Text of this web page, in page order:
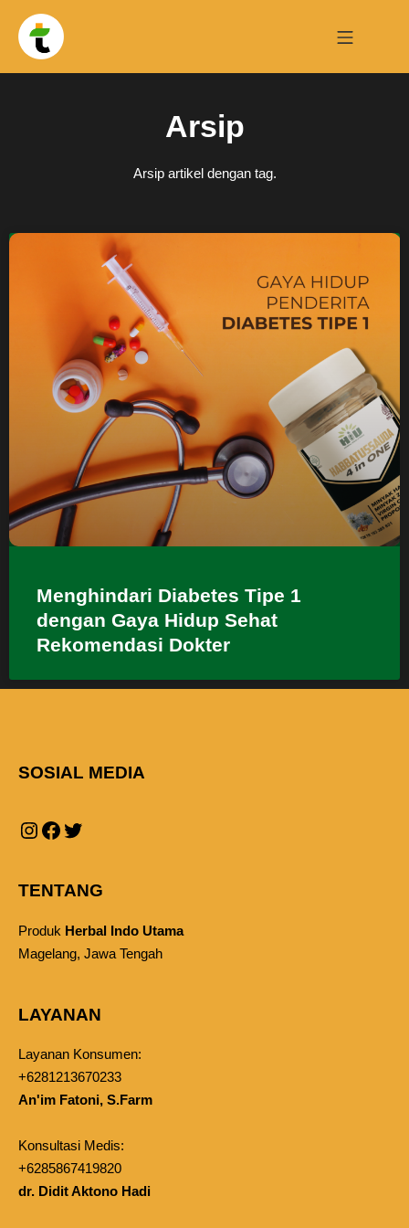
Arsip
Arsip artikel dengan tag.
Menghindari Diabetes Tipe 1
dengan Gaya Hidup Sehat
Rekomendasi Dokter
SOSIAL MEDIA
TENTANG
Produk Herbal Indo Utama
Magelang, Jawa Tengah
LAYANAN
Layanan Konsumen:
+6281213670233
An'im Fatoni, S.Farm
Konsultasi Medis:
+6285867419820
dr. Didit Aktono Hadi